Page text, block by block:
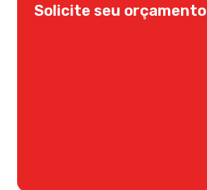
Solicite seu orçamento